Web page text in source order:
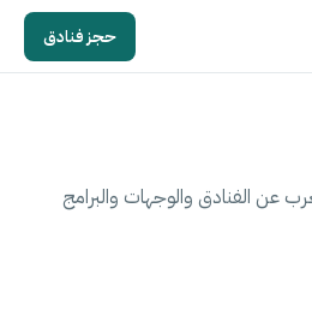
حجز فنادق
عن الفنادق والوجهات والبرامج